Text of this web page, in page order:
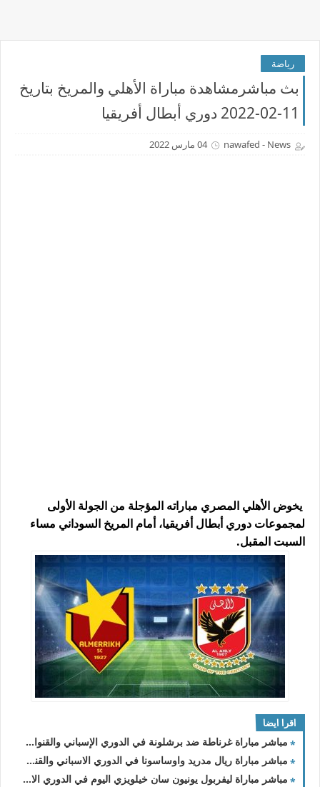
رياضة
بث مباشرمشاهدة مباراة الأهلي والمريخ بتاريخ
11-02-2022 دوري أبطال أفريقيا
nawafed - News 04 مارس 2022
يخوض الأهلي المصري مباراته المؤجلة من الجولة الأولى
لمجموعات دوري أبطال أفريقيا، أمام المريخ السوداني مساء
السبت المقبل.
اقرا ايضا
مباشر مباراة غرناطة ضد برشلونة في الدوري الإسباني والقنوات الناقلة
مباشر مباراة ريال مدريد واوساسونا في الدوري الاسباني والقنوات الناقلة
مباشر مباراة ليفربول يونيون سان خيلويزي اليوم في الدوري الاوروبي